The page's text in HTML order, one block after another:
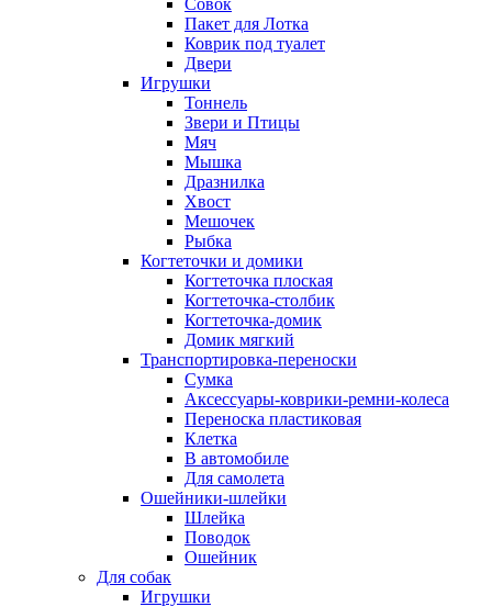
Пакет для Лотка
Коврик под туалет
Двери
Игрушки
Тоннель
Звери и Птицы
Мяч
Мышка
Дразнилка
Хвост
Мешочек
Рыбка
Когтеточки и домики
Когтеточка плоская
Когтеточка-столбик
Когтеточка-домик
Домик мягкий
Транспортировка-переноски
Сумка
Аксессуары-коврики-ремни-колеса
Переноска пластиковая
Клетка
В автомобиле
Для самолета
Ошейники-шлейки
Шлейка
Поводок
Ошейник
Для собак
Игрушки